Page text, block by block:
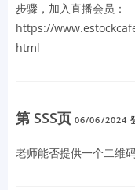
步骤，加入直播会员：
https://
html
第 SSS页 06/06/2024
老师能否提供一个二维